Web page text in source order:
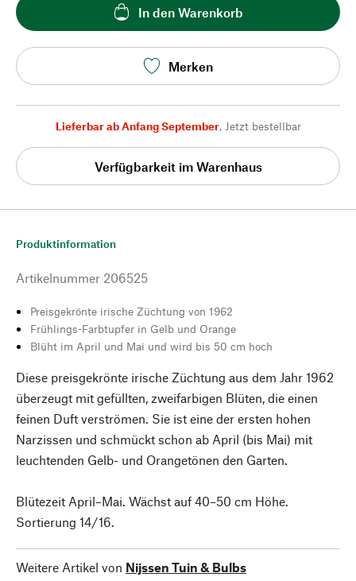
In den Warenkorb
Merken
Lieferbar ab Anfang September, Jetzt bestellbar
Verfügbarkeit im Warenhaus
Produktinformation
Artikelnummer 206525
Preisgekrönte irische Züchtung von 1962
Frühlings-Farbtupfer in Gelb und Orange
Blüht im April und Mai und wird bis 50 cm hoch
Diese preisgekrönte irische Züchtung aus dem Jahr 1962
überzeugt mit gefüllten, zweifarbigen Blüten, die einen
feinen Duft verströmen. Sie ist eine der ersten hohen
Narzissen und schmückt schon ab April (bis Mai) mit
leuchtenden Gelb- und Orangetönen den Garten.
Blütezeit April–Mai. Wächst auf 40–50 cm Höhe.
Sortierung 14/16.
Weitere Artikel von Nijssen Tuin & Bulbs